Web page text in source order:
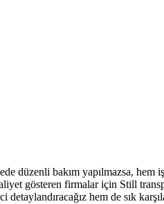
düzenli bakım yapılmazsa, hem
gösteren firmalar için Still
hem de sık